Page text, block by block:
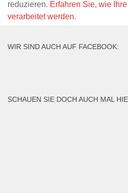
reduzieren. Erfahren Sie, wie
verarbeitet werden.
WIR SIND AUCH AUF FACEBOOK:
SCHAUEN SIE DOCH AUCH MAL